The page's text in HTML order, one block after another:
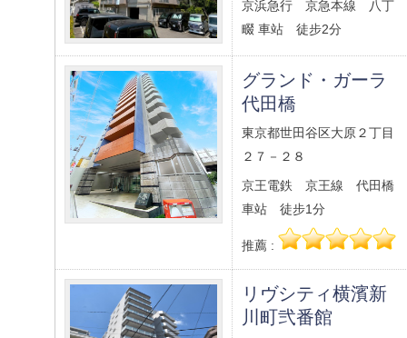
京浜急行 京急本線 八丁
畷 車站 徒步2分
グランド・ガーラ
代田橋
東京都世田谷区大原２丁目
２７－２８
京王電鉄 京王線 代田橋
車站 徒步1分
推薦 :
リヴシティ横濱新
川町弐番館